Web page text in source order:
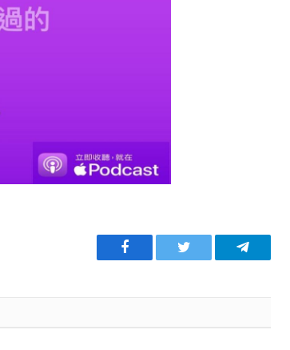
Facebook Twitter Telegram